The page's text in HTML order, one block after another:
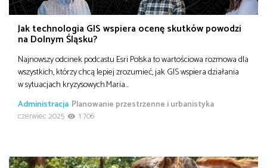
Jak technologia GIS wspiera ocenę skutków powodzi
na Dolnym Śląsku?
Najnowszy odcinek podcastu Esri Polska to wartościowa rozmowa dla
wszystkich, którzy chcą lepiej zrozumieć, jak GIS wspiera działania
w sytuacjach kryzysowych.Maria…
Administracja Planowanie przestrzenne i urbanistyka
czerwiec 2025
1 706